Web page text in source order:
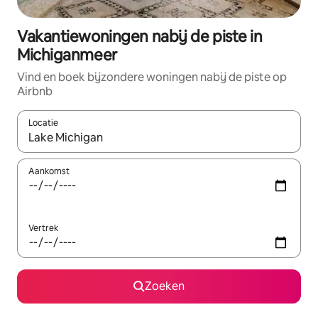
Vakantiewoningen nabij de piste in
Michiganmeer
Vind en boek bijzondere woningen nabij de piste op
Airbnb
Locatie
Wanneer er resultaten beschikbaar zijn, maak je een keuze
Aankomst
Vertrek
Zoeken